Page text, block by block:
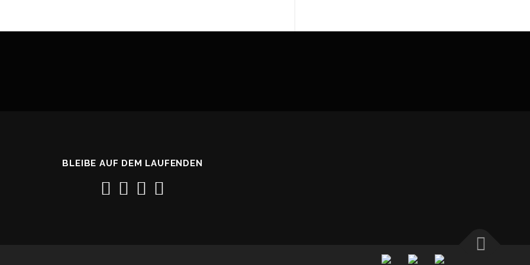
BLEIBE AUF DEM LAUFENDEN